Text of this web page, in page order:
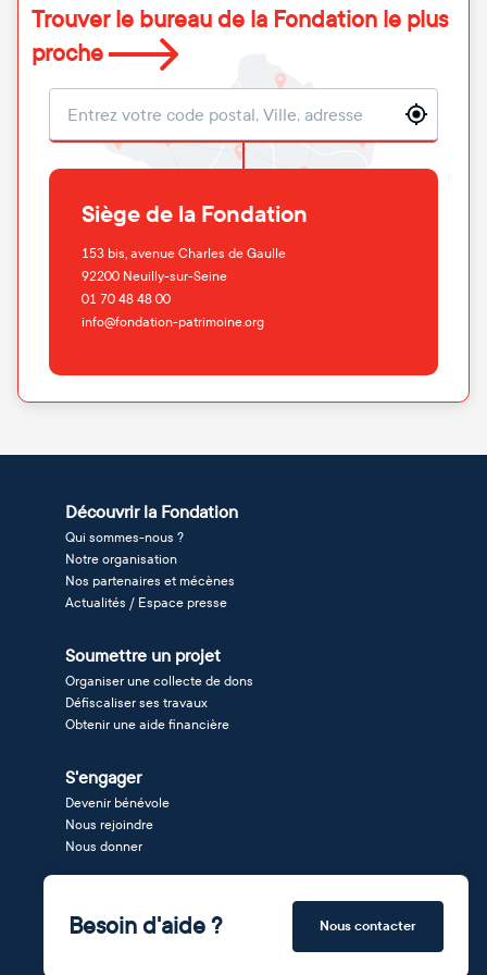
Trouver le bureau de la Fondation le plus
proche
Localisation
Siège de la Fondation
153 bis, avenue Charles de Gaulle
92200 Neuilly-sur-Seine
01 70 48 48 00
info@fondation-patrimoine.org
Découvrir la Fondation
Qui sommes-nous ?
Notre organisation
Nos partenaires et mécènes
Actualités / Espace presse
Soumettre un projet
Organiser une collecte de dons
Défiscaliser ses travaux
Obtenir une aide financière
S'engager
Devenir bénévole
Nous rejoindre
Nous donner
Besoin d'aide ? Nous contacter